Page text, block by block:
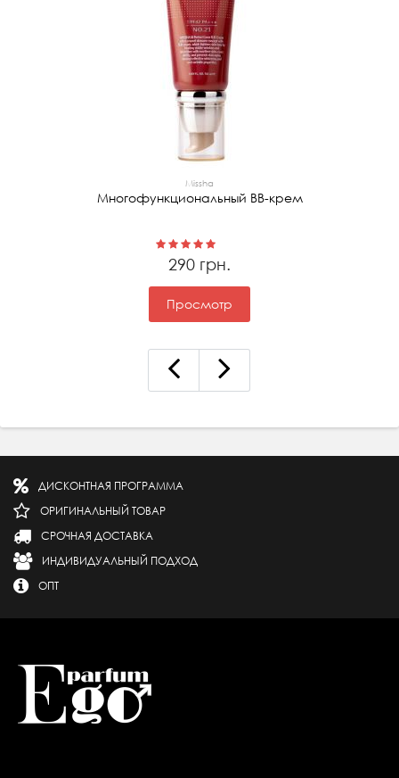
Missha
Многофункциональный ВВ-крем
290 грн.
Просмотр
ДИСКОНТНАЯ ПРОГРАММА
ОРИГИНАЛЬНЫЙ ТОВАР
СРОЧНАЯ ДОСТАВКА
ИНДИВИДУАЛЬНЫЙ ПОДХОД
ОПТ